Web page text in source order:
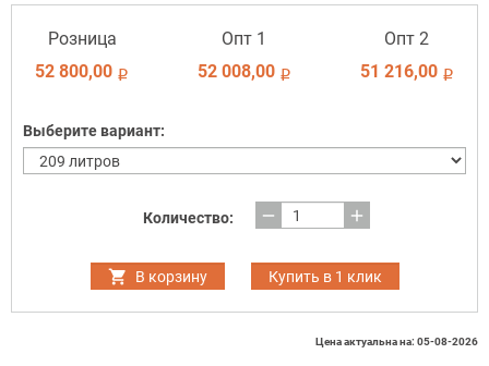
Розница
52 800,00 i
Опт 1
52 008,00 i
Опт 2
51 216,00 i
Выберите вариант:
Количество: remove add
В корзину Купить в 1 клик
Цена актуальна на: 05-08-2026